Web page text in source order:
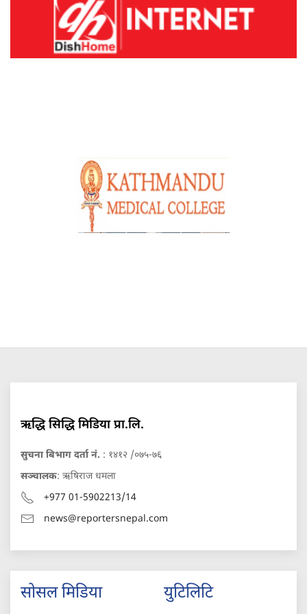
ऋद्धि सिद्धि मिडिया प्रा.लि.
सुचना बिभाग दर्ता नं. : १४१२ /०७५-७६
सञ्चालक: ऋषिराज धमला
+977 01-5902213/14
news@reportersnepal.com
सोसल मिडिया युटिलिटि